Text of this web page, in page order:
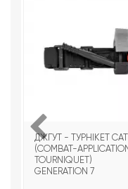
ДЖГУТ - ТУРНІКЕТ CAT
(COMBAT-
TOURNIQUET)
GENERATION 7